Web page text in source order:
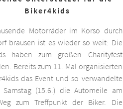
Biker4kids
Motorräder im Korso durch
brausen ist es wieder so weit: Die
haben zum großen Charityfest
Bereits zum 11. Mal organisierten
das Event und so verwandelte
(15.6.) die Automeile am
zum Treffpunkt der Biker. Die